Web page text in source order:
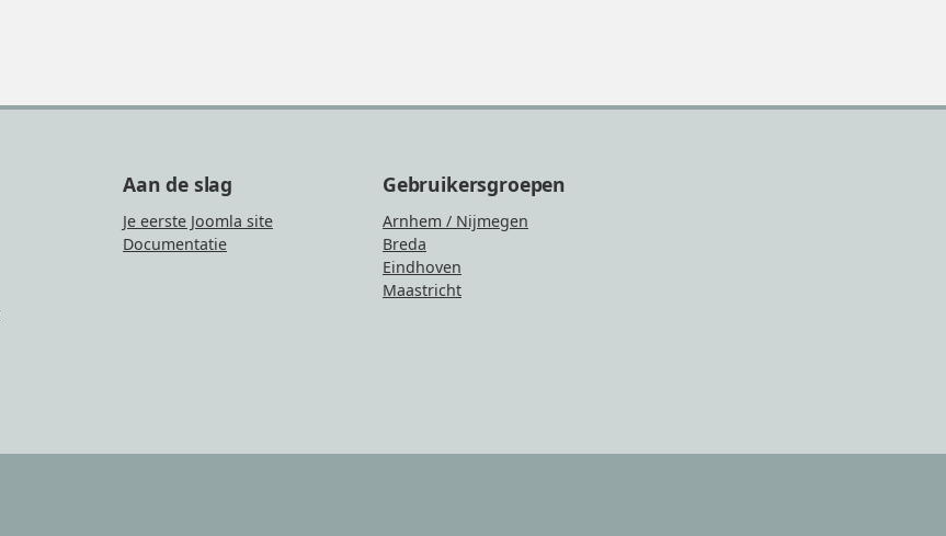
Aan de slag
Je eerste Joomla site
Documentatie
Gebruikersgroepen
Arnhem / Nijmegen
Breda
Eindhoven
Maastricht